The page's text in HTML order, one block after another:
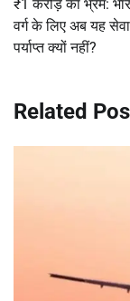
₹1 करोड़ का भ्रम:
वर्ग के लिए अब यह
पर्याप्त क्यों नहीं?
Related